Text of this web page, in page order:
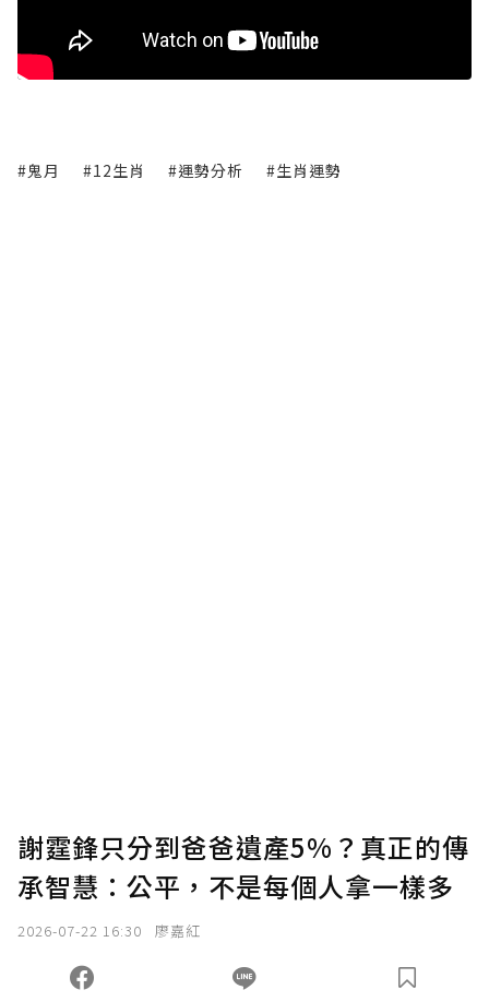
#鬼月 #12生肖 #運勢分析 #生肖運勢
謝霆鋒只分到爸爸遺產5%？真正的傳
承智慧：公平，不是每個人拿一樣多
2026-07-22 16:30 廖嘉紅